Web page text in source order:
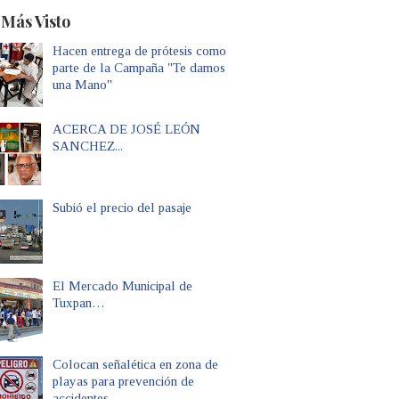
Visto
Hacen entrega de prótesis como
parte de la Campaña "Te damos
una Mano"
ACERCA DE JOSÉ LEÓN
SANCHEZ...
Subió el precio del pasaje
El Mercado Municipal de
Tuxpan…
Colocan señalética en zona de
playas para prevención de